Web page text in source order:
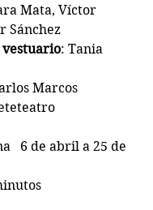
Mata, Víctor
Sánchez
vestuario: Tania
Marcos
6 de abril a 25 de